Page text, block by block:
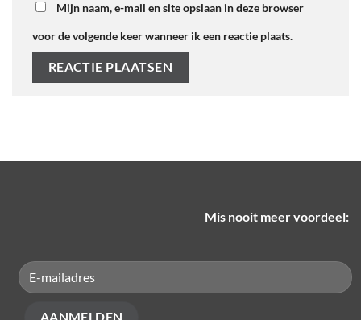
Mijn naam, e-mail en site opslaan in deze browser
voor de volgende keer wanneer ik een reactie plaats.
Mis nooit meer voordeel: